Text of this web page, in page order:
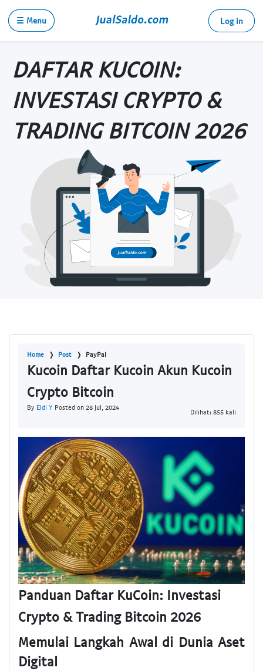
☰ Menu Log in
DAFTAR KUCOIN:
INVESTASI CRYPTO &
TRADING BITCOIN 2026
Home Post PayPal
Kucoin Daftar Kucoin Akun Kucoin
Crypto Bitcoin
By Eldi Y Posted on 28 Jul, 2024
Dilihat: 855 kali
Panduan Daftar KuCoin: Investasi
Crypto & Trading Bitcoin 2026
Memulai Langkah Awal di Dunia Aset
Digital